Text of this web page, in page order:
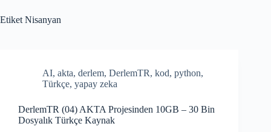
Etiket Nisanyan
AI, akta, derlem, DerlemTR, kod, python,
Türkçe, yapay zeka
DerlemTR (04) AKTA Projesinden 10GB – 30 Bin
Dosyalık Türkçe Kaynak